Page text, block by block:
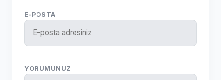
E-POSTA
YORUMUNUZ